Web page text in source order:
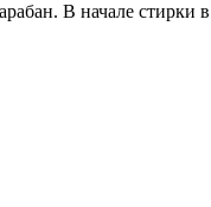
В начале стирки в